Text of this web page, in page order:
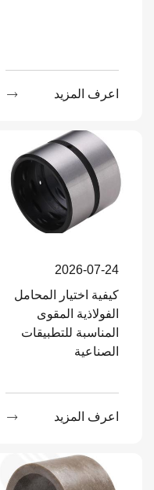
اعرف المزيد 
2026-07-24
كيفية اختيار المحامل
الفولاذية المقوى
المناسبة للتطبيقات
الصناعية
اعرف المزيد 